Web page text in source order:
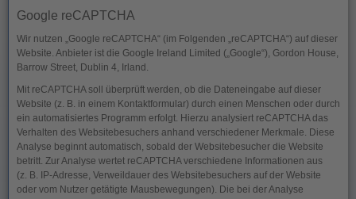
Google reCAPTCHA
Wir nutzen „Google reCAPTCHA“ (im Folgenden „reCAPTCHA“) auf dieser
Website. Anbieter ist die Google Ireland Limited („Google“), Gordon House,
Barrow Street, Dublin 4, Irland.
Mit reCAPTCHA soll überprüft werden, ob die Dateneingabe auf dieser
Website (z. B. in einem Kontaktformular) durch einen Menschen oder durch
ein automatisiertes Programm erfolgt. Hierzu analysiert reCAPTCHA das
Verhalten des Websitebesuchers anhand verschiedener Merkmale. Diese
Analyse beginnt automatisch, sobald der Websitebesucher die Website
betritt. Zur Analyse wertet reCAPTCHA verschiedene Informationen aus
(z. B. IP-Adresse, Verweildauer des Websitebesuchers auf der Website
oder vom Nutzer getätigte Mausbewegungen). Die bei der Analyse